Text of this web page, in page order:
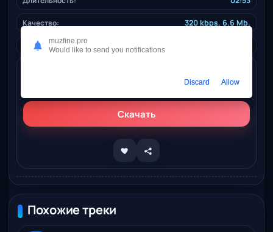
Качество: 320 kbps, 6.6 Mb.
Жанр:
Скачать
Похожие треки
muzfine.pro
Would like to send you notifications
Discard Allow